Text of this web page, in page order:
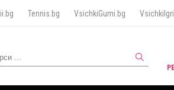
Tennis.bg VsichkiGumi.bg